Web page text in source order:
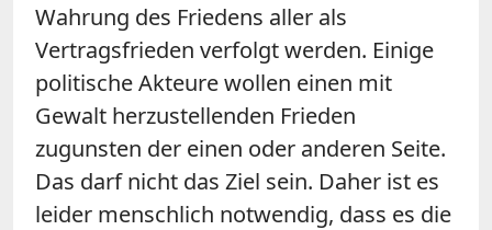
Wahrung des Friedens aller als
Vertragsfrieden verfolgt werden. Einige
politische Akteure wollen einen mit
Gewalt herzustellenden Frieden
zugunsten der einen oder anderen Seite.
Das darf nicht das Ziel sein. Daher ist es
leider menschlich notwendig, dass es die